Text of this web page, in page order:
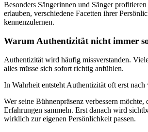
Besonders Sängerinnen und Sänger
erlauben, verschiedene Facetten ihrer
kennenzulernen.
Warum Authentizität nicht immer
Authentizität wird häufig missverstanden.
alles müsse sich sofort richtig anfühlen.
In Wahrheit entsteht Authentizität oft erst nach
Wer seine Bühnenpräsenz verbessern möchte,
Erfahrungen sammeln. Erst danach wird
wirklich zur eigenen Persönlichkeit passen.